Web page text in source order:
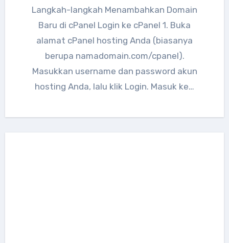
Langkah-langkah Menambahkan Domain
Baru di cPanel Login ke cPanel 1. Buka
alamat cPanel hosting Anda (biasanya
berupa namadomain.com/cpanel).
Masukkan username dan password akun
hosting Anda, lalu klik Login. Masuk ke…